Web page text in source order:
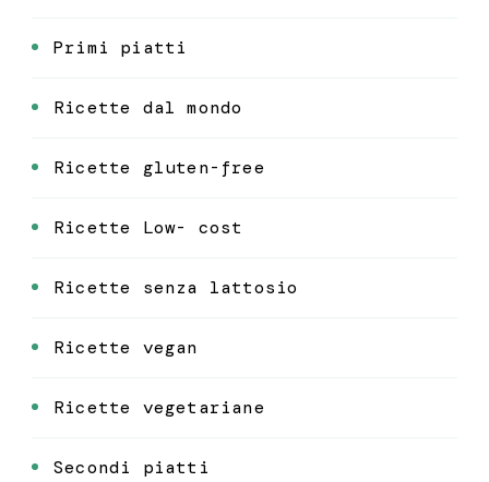
Primi piatti
Ricette dal mondo
Ricette gluten-free
Ricette Low- cost
Ricette senza lattosio
Ricette vegan
Ricette vegetariane
Secondi piatti